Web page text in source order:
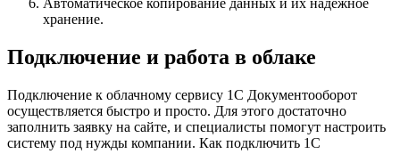
Автоматическое копирование данных и их надежное
хранение.
Подключение и работа в облаке
Подключение к облачному сервису 1С Документооборот
осуществляется быстро и просто. Для этого достаточно
заполнить заявку на сайте, и специалисты помогут настроить
систему под нужды компании. Как подключить 1С